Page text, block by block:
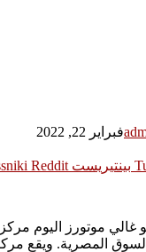
فبراير 22, 2022
بينتيريست
غالي موتورز اليوم
المصرية. ويقع